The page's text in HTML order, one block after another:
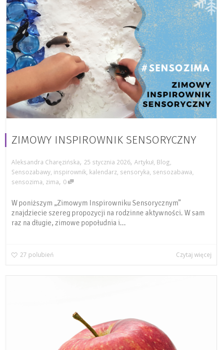
ZIMOWY INSPIROWNIK SENSORYCZNY
Aleksandra Charęzińska, 25 stycznia 2026, Artykuł Blog
Sensozabawy inspirownik kalendarz sensoryka sensozabawa
sensozima zima, 0
W poniższym „Zimowym Inspirowniku Sensorycznym”
znajdziecie szereg propozycji na rodzinne aktywności. W sam
raz na długie, zimowe popołudnia i...
27 polubień Czytaj więcej